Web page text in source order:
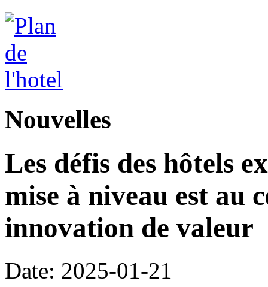
Nouvelles
Les défis des hôtels
mise à niveau est au
innovation de valeur
Date: 2025-01-21